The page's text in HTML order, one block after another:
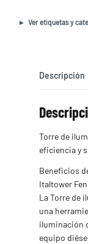
FenixVer etiquetas y
Descripción
Torre de
eficiencia y
Beneficios
Italtower
La Torre de
una
iluminación
equipo